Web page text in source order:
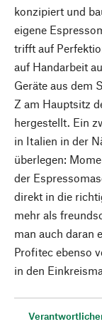
konzipiert und
eigene
trifft auf
auf Handarbeit
Geräte aus dem
Z am Hauptsitz
hergestellt. Ein
in Italien in der
überlegen:
der
direkt in die
mehr als
man auch daran
Profitec ebenso
in den